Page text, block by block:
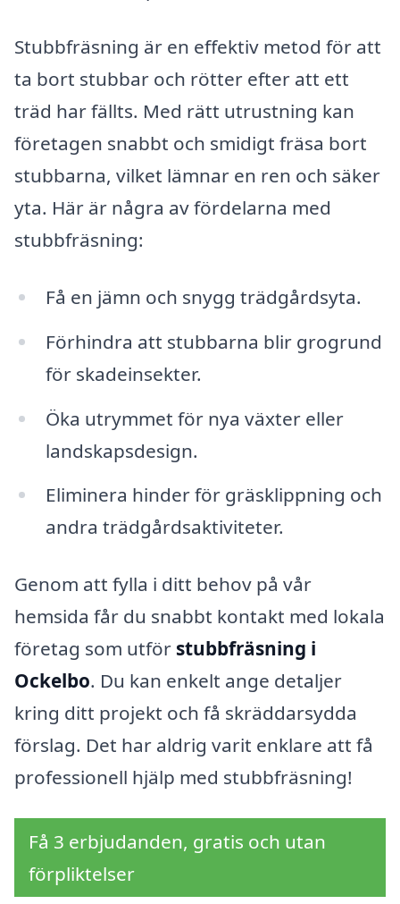
Stubbfräsning är en effektiv metod för att
ta bort stubbar och rötter efter att ett
träd har fällts. Med rätt utrustning kan
företagen snabbt och smidigt fräsa bort
stubbarna, vilket lämnar en ren och säker
yta. Här är några av fördelarna med
stubbfräsning:
Få en jämn och snygg trädgårdsyta.
Förhindra att stubbarna blir grogrund
för skadeinsekter.
Öka utrymmet för nya växter eller
landskapsdesign.
Eliminera hinder för gräsklippning och
andra trädgårdsaktiviteter.
Genom att fylla i ditt behov på vår
hemsida får du snabbt kontakt med lokala
företag som utför stubbfräsning i
Ockelbo. Du kan enkelt ange detaljer
kring ditt projekt och få skräddarsydda
förslag. Det har aldrig varit enklare att få
professionell hjälp med stubbfräsning!
Få 3 erbjudanden, gratis och utan
förpliktelser